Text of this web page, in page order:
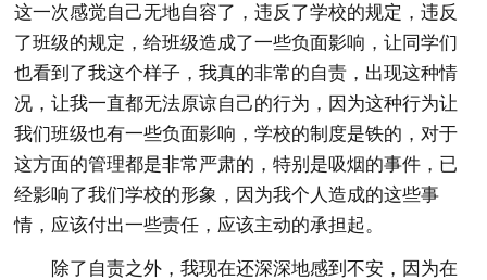
这一次感觉自己无地自容了，违反了学校的规定，违反
了班级的规定，给班级造成了一些负面影响，让同学们
也看到了我这个样子，我真的非常的自责，出现这种情
况，让我一直都无法原谅自己的行为，因为这种行为让
我们班级也有一些负面影响，学校的制度是铁的，对于
这方面的管理都是非常严肃的，特别是吸烟的事件，已
经影响了我们学校的形象，因为我个人造成的这些事
情，应该付出一些责任，应该主动的承担起。
除了自责之外，我现在还深深地感到不安，因为在